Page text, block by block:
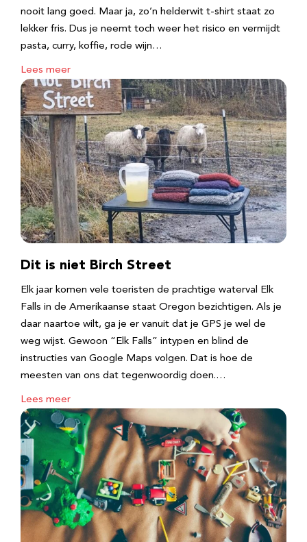
nooit lang goed. Maar ja, zo’n helderwit t-shirt staat zo
lekker fris. Dus je neemt toch weer het risico en vermijdt
pasta, curry, koffie, rode wijn…
Lees meer
Dit is niet Birch Street
Elk jaar komen vele toeristen de prachtige waterval Elk
Falls in de Amerikaanse staat Oregon bezichtigen. Als je
daar naartoe wilt, ga je er vanuit dat je GPS je wel de
weg wijst. Gewoon “Elk Falls” intypen en blind de
instructies van Google Maps volgen. Dat is hoe de
meesten van ons dat tegenwoordig doen.…
Lees meer